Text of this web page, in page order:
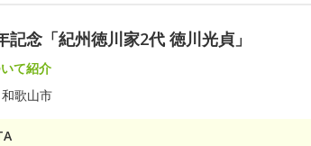
念「紀州徳川家2代 徳川光貞」
て紹介
歌山市